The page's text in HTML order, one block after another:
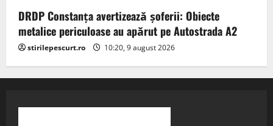
DRDP Constanța avertizează șoferii: Obiecte
metalice periculoase au apărut pe Autostrada A2
stirilepescurt.ro 10:20, 9 august 2026